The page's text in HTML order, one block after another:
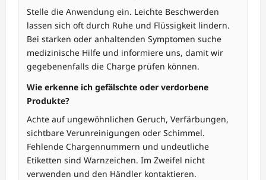
Stelle die Anwendung ein. Leichte Beschwerden
lassen sich oft durch Ruhe und Flüssigkeit lindern.
Bei starken oder anhaltenden Symptomen suche
medizinische Hilfe und informiere uns, damit wir
gegebenenfalls die Charge prüfen können.
Wie erkenne ich gefälschte oder verdorbene
Produkte?
Achte auf ungewöhnlichen Geruch, Verfärbungen,
sichtbare Verunreinigungen oder Schimmel.
Fehlende Chargennummern und undeutliche
Etiketten sind Warnzeichen. Im Zweifel nicht
verwenden und den Händler kontaktieren.